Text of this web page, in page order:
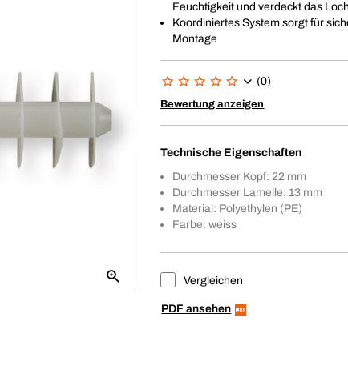
Feuchtigkeit und verdeckt das Loch
Koordiniertes System sorgt für
Montage
(0)
Bewertung anzeigen
Technische Eigenschaften
Durchmesser Kopf: 22 mm
Durchmesser Lamelle: 13 mm
Material: Polyethylen (PE)
Farbe: weiss
Vergleichen
PDF ansehen